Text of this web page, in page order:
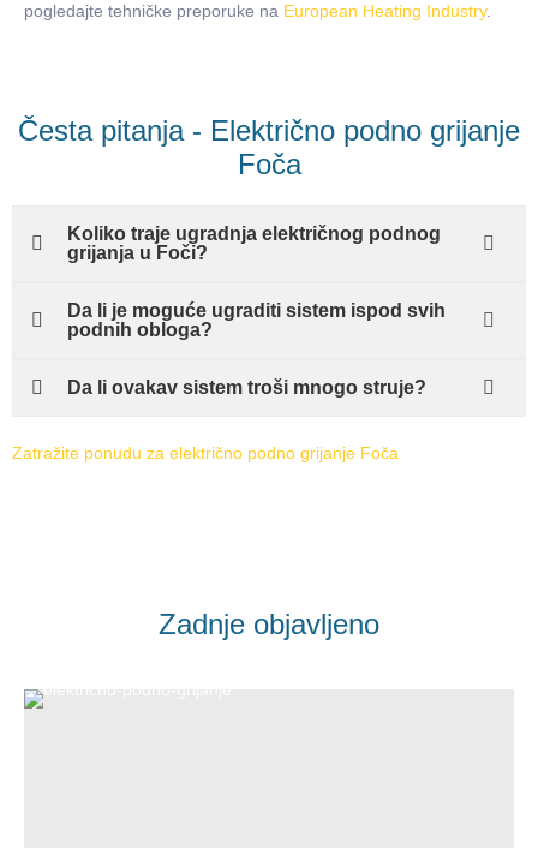
pogledajte tehničke preporuke na European Heating Industry.
Česta pitanja - Električno podno grijanje
Foča
Koliko traje ugradnja električnog podnog
grijanja u Foči?
Da li je moguće ugraditi sistem ispod svih
podnih obloga?
Da li ovakav sistem troši mnogo struje?
Zatražite ponudu za električno podno grijanje Foča
Zadnje objavljeno